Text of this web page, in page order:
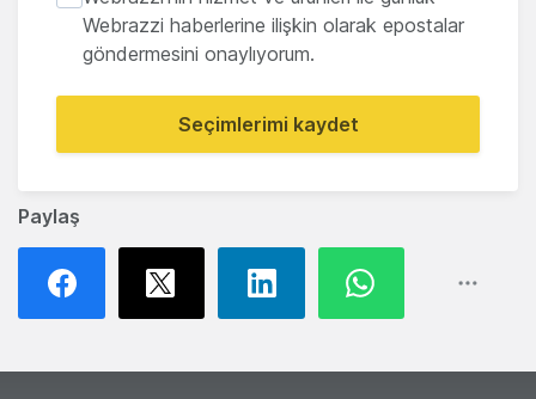
Paylaş
Webrazzi haberlerine ilişkin olarak epostalar
göndermesini onaylıyorum.
Seçimlerimi kaydet